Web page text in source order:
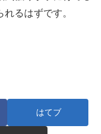
るはずです。
はてブ